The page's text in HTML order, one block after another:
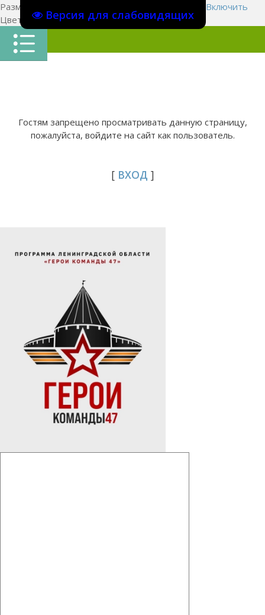
Версия для слабовидящих
Размер шрифта:
Включить
Цвет сайтаЦ Ц Ц Х
Гостям запрещено просматривать данную страницу,
пожалуйста, войдите на сайт как пользователь.
[ ВХОД ]